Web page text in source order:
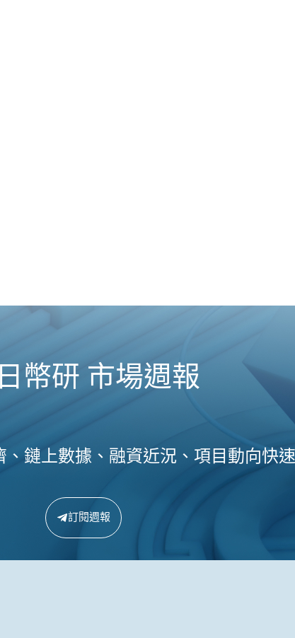
幣研 市場週報
鏈上數據、融資近況、項目動向快
訂閱週報